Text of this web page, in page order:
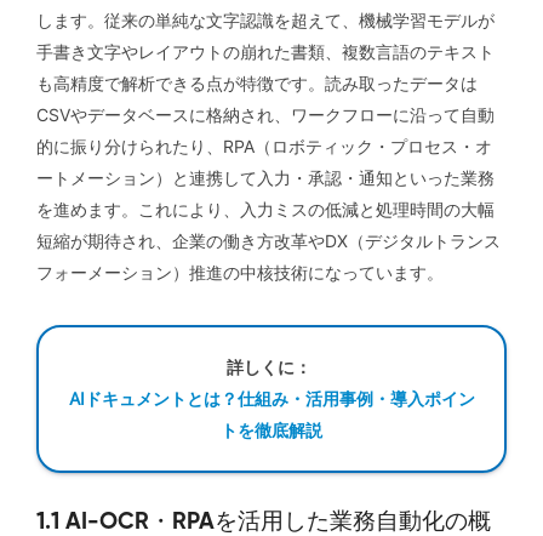
します。従来の単純な文字認識を超えて、機械学習モデルが
手書き文字やレイアウトの崩れた書類、複数言語のテキスト
も高精度で解析できる点が特徴です。読み取ったデータは
CSVやデータベースに格納され、ワークフローに沿って自動
的に振り分けられたり、RPA（ロボティック・プロセス・オ
ートメーション）と連携して入力・承認・通知といった業務
を進めます。これにより、入力ミスの低減と処理時間の大幅
短縮が期待され、企業の働き方改革やDX（デジタルトランス
フォーメーション）推進の中核技術になっています。
詳しくに：
AIドキュメントとは？仕組み・活用事例・導入ポイン
トを徹底解説
1.1 AI-OCR・RPAを活用した業務自動化の概